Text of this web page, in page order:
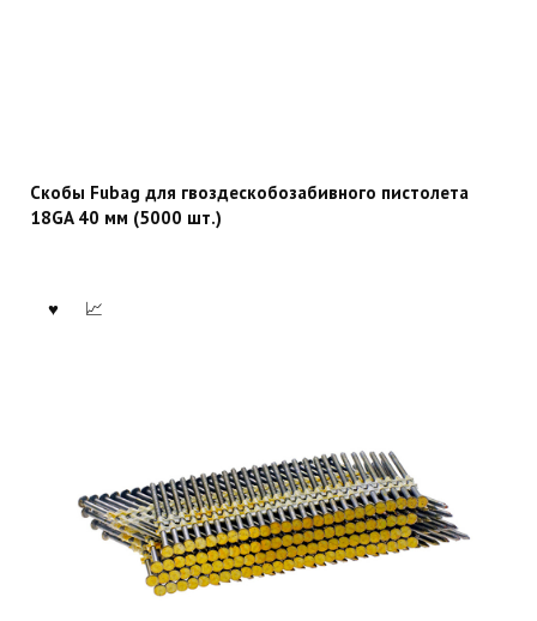
Скобы Fubag для гвоздескобозабивного пистолета
18GA 40 мм (5000 шт.)